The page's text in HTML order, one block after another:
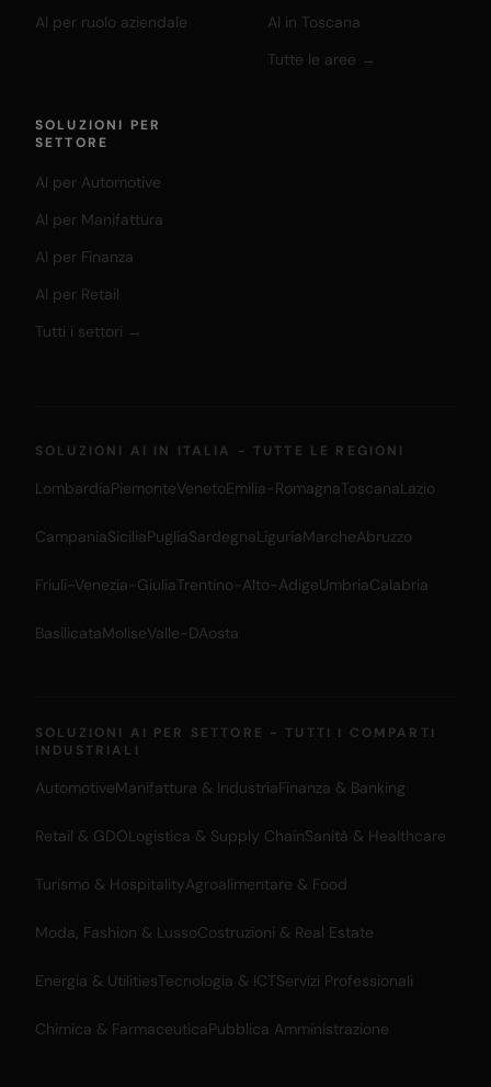
AI per ruolo aziendale
AI in Toscana
Tutte le aree →
SOLUZIONI PER
SETTORE
AI per Automotive
AI per Manifattura
AI per Finanza
AI per Retail
Tutti i settori →
SOLUZIONI AI IN ITALIA - TUTTE LE REGIONI
LombardiaPiemonteVenetoEmilia-RomagnaToscanaLazio
CampaniaSiciliaPugliaSardegnaLiguriaMarcheAbruzzo
Friuli-Venezia-GiuliaTrentino-Alto-AdigeUmbriaCalabria
BasilicataMoliseValle-DAosta
SOLUZIONI AI PER SETTORE - TUTTI I COMPARTI
INDUSTRIALI
AutomotiveManifattura & IndustriaFinanza & Banking
Retail & GDOLogistica & Supply ChainSanità & Healthcare
Turismo & HospitalityAgroalimentare & Food
Moda, Fashion & LussoCostruzioni & Real Estate
Energia & UtilitiesTecnologia & ICTServizi Professionali
Chimica & FarmaceuticaPubblica Amministrazione